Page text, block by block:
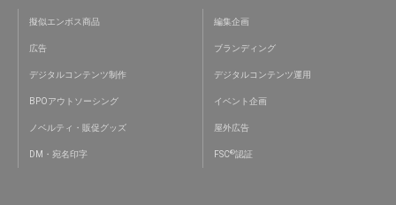
擬似エンボス商品 編集企画
広告 ブランディング
デジタルコンテンツ制作 デジタルコンテンツ運用
BPOアウトソーシング イベント企画
ノベルティ・販促グッズ 屋外広告
DM・宛名印字 FSC®認証